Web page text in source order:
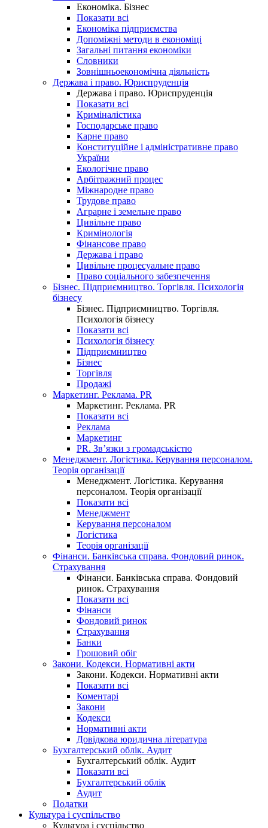
Економіка. Бізнес
Показати всі
Економіка підприємства
Допоміжні методи в економіці
Загальні питання економіки
Словники
Зовнішньоекономічна діяльність
Держава і право. Юриспруденція
Держава і право. Юриспруденція
Показати всі
Криміналістика
Господарське право
Карне право
Конституційне і адміністративне право
України
Екологічне право
Арбітражний процес
Міжнародне право
Трудове право
Аграрне і земельне право
Цивільне право
Кримінологія
Фінансове право
Держава і право
Цивільне процесуальне право
Право соціального забезпечення
Бізнес. Підприємництво. Торгівля. Психологія
бізнесу
Бізнес. Підприємництво. Торгівля.
Психологія бізнесу
Показати всі
Психологія бізнесу
Підприємництво
Бізнес
Торгівля
Продажі
Маркетинг. Реклама. PR
Маркетинг. Реклама. PR
Показати всі
Реклама
Маркетинг
PR. Зв’язки з громадськістю
Менеджмент. Логістика. Керування персоналом.
Теорія організації
Менеджмент. Логістика. Керування
персоналом. Теорія організації
Показати всі
Менеджмент
Керування персоналом
Логістика
Теорія організації
Фінанси. Банківська справа. Фондовий ринок.
Страхування
Фінанси. Банківська справа. Фондовий
ринок. Страхування
Показати всі
Фінанси
Фондовий ринок
Страхування
Банки
Грошовий обіг
Закони. Кодекси. Нормативні акти
Закони. Кодекси. Нормативні акти
Показати всі
Коментарі
Закони
Кодекси
Нормативні акти
Довідкова юридична література
Бухгалтерський облік. Аудит
Бухгалтерський облік. Аудит
Показати всі
Бухгалтерський облік
Аудит
Податки
Культура і суспільство
Культура і суспільство